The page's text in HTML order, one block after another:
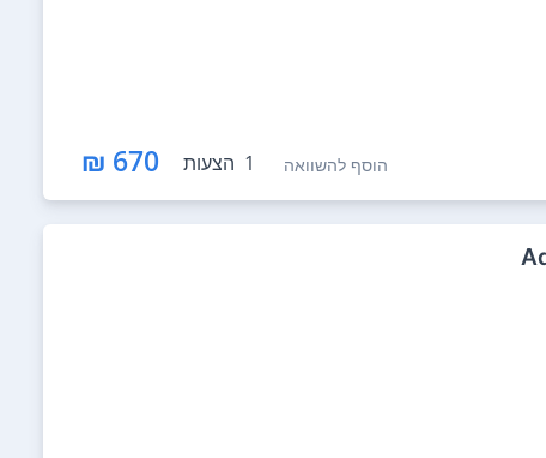
הוסף להשוואה 1 הצעות 670 ₪